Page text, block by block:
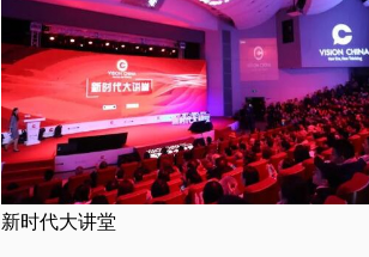
新时代大讲堂